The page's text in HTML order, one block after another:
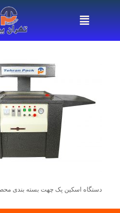
دستگاه اسکین پک چهت بسته بندی